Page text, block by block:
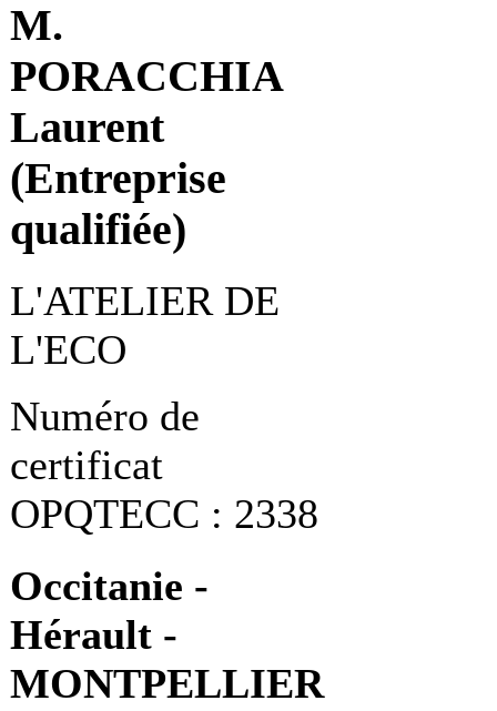
M.
PORACCHIA
Laurent
(Entreprise
qualifiée)
L'ATELIER DE
L'ECO
Numéro de
certificat
OPQTECC : 2338
Occitanie -
Hérault -
MONTPELLIER